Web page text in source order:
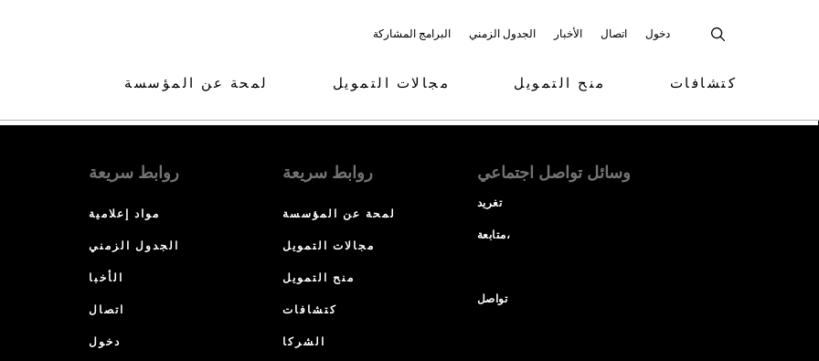
البرامج المشاركة الجدول الزمني الأخبار اتصال دخول
لمحة عن المؤسسة مجالات التمويل منح التمويل كتشافات
روابط سريعة
مواد إعلامية
الجدول الزمني
الأخبا
اتصال
دخول
روابط سريعة
لمحة عن المؤسسة
مجالات التمويل
منح التمويل
كتشافات
الشركا
وسائل تواصل اجتماعي
تغريد
متابعة،
تواصل